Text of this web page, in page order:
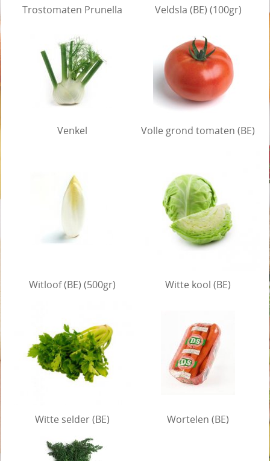
Trostomaten Prunella Veldsla (BE) (100gr)
Venkel Volle grond tomaten (BE)
Witloof (BE) (500gr) Witte kool (BE)
Witte selder (BE) Wortelen (BE)